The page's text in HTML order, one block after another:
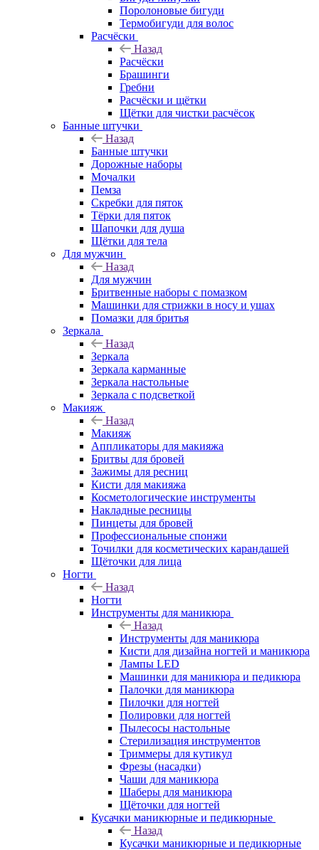
Поролоновые бигуди
Термобигуди для волос
Расчёски
Назад
Расчёски
Брашинги
Гребни
Расчёски и щётки
Щётки для чистки расчёсок
Банные штучки
Назад
Банные штучки
Дорожные наборы
Мочалки
Пемза
Скребки для пяток
Тёрки для пяток
Шапочки для душа
Щётки для тела
Для мужчин
Назад
Для мужчин
Бритвенные наборы с помазком
Машинки для стрижки в носу и ушах
Помазки для бритья
Зеркала
Назад
Зеркала
Зеркала карманные
Зеркала настольные
Зеркала с подсветкой
Макияж
Назад
Макияж
Аппликаторы для макияжа
Бритвы для бровей
Зажимы для ресниц
Кисти для макияжа
Косметологические инструменты
Накладные ресницы
Пинцеты для бровей
Профессиональные спонжи
Точилки для косметических карандашей
Щёточки для лица
Ногти
Назад
Ногти
Инструменты для маникюра
Назад
Инструменты для маникюра
Кисти для дизайна ногтей и маникюра
Лампы LED
Машинки для маникюра и педикюра
Палочки для маникюра
Пилочки для ногтей
Полировки для ногтей
Пылесосы настольные
Стерилизация инструментов
Триммеры для кутикул
Фрезы (насадки)
Чаши для маникюра
Шаберы для маникюра
Щёточки для ногтей
Кусачки маникюрные и педикюрные
Назад
Кусачки маникюрные и педикюрные